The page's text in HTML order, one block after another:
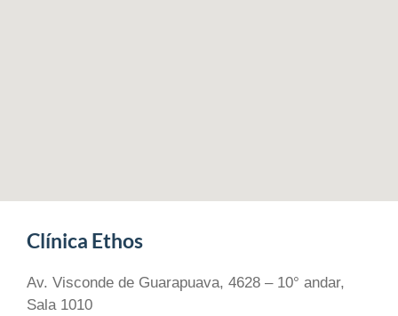
Clínica Ethos
Av. Visconde de Guarapuava, 4628 – 10° andar,
Sala 1010